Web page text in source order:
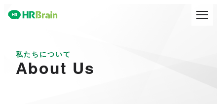
私たちについて
About Us